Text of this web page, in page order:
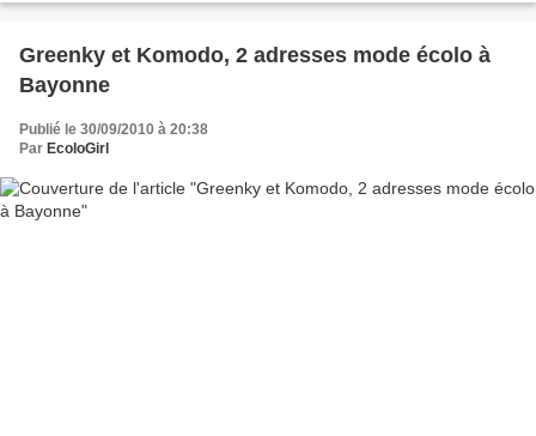
Greenky et Komodo, 2 adresses mode écolo à
Bayonne
Publié le 30/09/2010 à 20:38
Par EcoloGirl